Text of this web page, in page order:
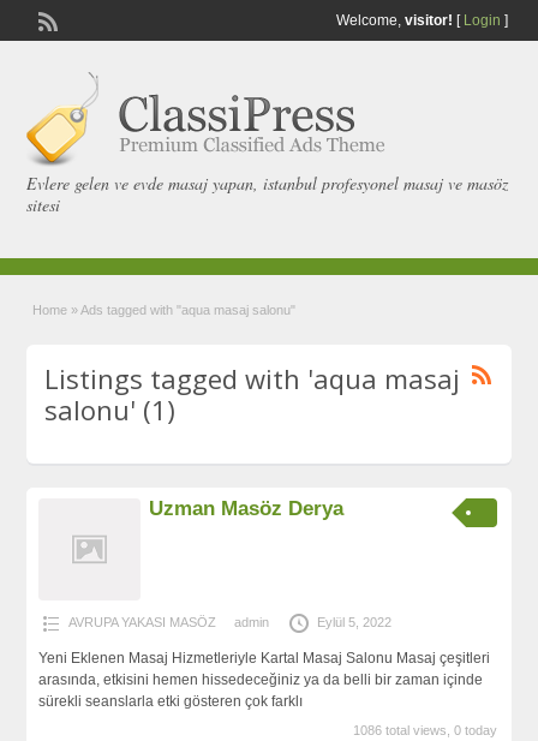
Welcome, visitor! [ Login ]
Evlere gelen ve evde masaj yapan, istanbul profesyonel masaj ve masöz
sitesi
Home » Ads tagged with "aqua masaj salonu"
Listings tagged with 'aqua masaj
salonu' (1)
Uzman Masöz Derya
AVRUPA YAKASI MASÖZ admin Eylül 5, 2022
Yeni Eklenen Masaj Hizmetleriyle Kartal Masaj Salonu Masaj çeşitleri
arasında, etkisini hemen hissedeceğiniz ya da belli bir zaman içinde
sürekli seanslarla etki gösteren çok farklı
1086 total views, 0 today